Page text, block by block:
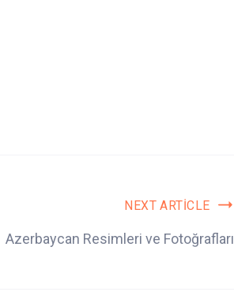
NEXT ARTICLE
Azerbaycan Resimleri ve Fotoğrafları